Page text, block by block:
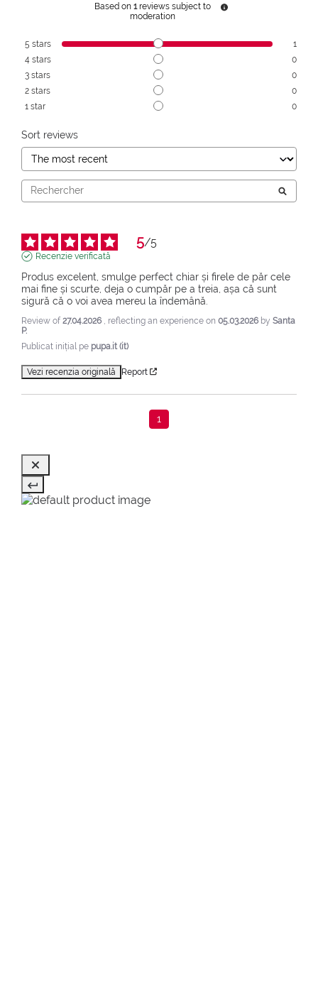
Based on 1 reviews subject to
moderation
5 stars
1
4 stars
0
3 stars
0
2 stars
0
1 star 0
Sort reviews
5/5
Recenzie verificată
Produs excelent, smulge perfect chiar și firele de păr cele
mai fine și scurte, deja o cumpăr pe a treia, așa că sunt
sigură că o voi avea mereu la îndemână.
Review of27.04.2026 , reflecting an experience on 05.03.2026 by Santa
P.
Publicat inițial pe pupa.it (it)
Vezi recenzia originală Report
1